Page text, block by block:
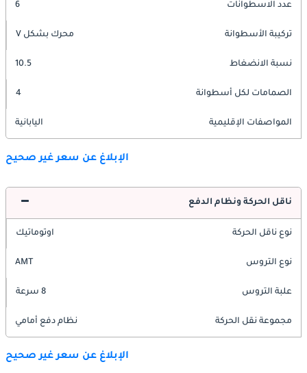
عدد الاسطوانات 6
تركيبة الأسطوانة محرك بشكل V
نسبة الانضغاط 10.5
الصمامات لكل أسطوانة 4
المواصفات الإقليمية اليابانية
الإبلاغ عن سعر غير صحيح
ناقل الحركة ونظام الدفع
نوع ناقل الحركة اوتوماتيك
نوع التروس AMT
علبة التروس 8 سرعة
مجموعة نقل الحركة نظام دفع أمامي
الإبلاغ عن سعر غير صحيح